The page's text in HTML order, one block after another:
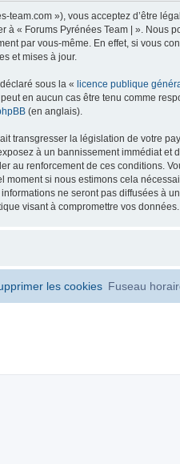
team.com »), vous acceptez d’être
à « Forums Pyrénées Team | ». Nous
par vous-même. En effet, si vous
et mises à jour.
sous la « licence publique
en aucun cas être tenu comme
(en anglais).
transgresser la législation de votre
à un bannissement immédiat et
au renforcement de ces conditions.
moment si nous estimons cela
ne seront pas diffusées à
visant à compromettre vos données.
Fuseau
les cookies